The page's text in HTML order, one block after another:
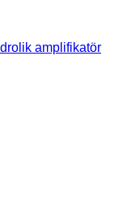
amplifikatör